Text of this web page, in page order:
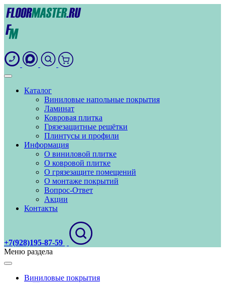
Каталог
Виниловые напольные покрытия
Ламинат
Ковровая плитка
Грязезащитные решётки
Плинтусы и профили
Информация
О виниловой плитке
О ковровой плитке
О грязезащите помещений
О монтаже покрытий
Вопрос-Ответ
Акции
Контакты
+7(928)195-87-59
Меню раздела
Виниловые покрытия